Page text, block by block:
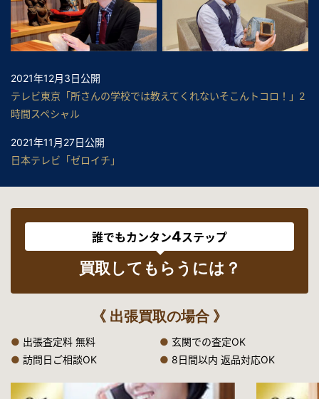
2021年12月3日公開
テレビ東京「所さんの学校では教えてくれないそこんトコロ！」2
時間スペシャル
2021年11月27日公開
日本テレビ「ゼロイチ」
2021年11月24日公開
中京テレビ「それって！？実際どうなの課」
2021年11月13日公開
日本テレビ「1億3000万人のshowチャンネル」
テレビ東京「所さんの学校では教えてくれないそこんトコロ！」
テレビ東京「所さんの学校では教えてくれないそこんトコロ！」
誰でもカンタン4ステップ
買取してもらうには？
《 出張買取の場合 》
● 出張査定料 無料 ● 玄関での査定OK
● 訪問日ご相談OK ● 8日間以内 返品対応OK